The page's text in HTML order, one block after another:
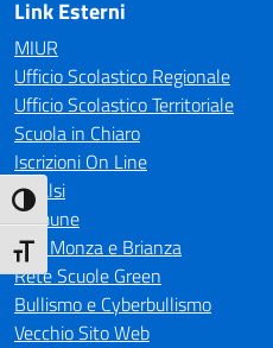
Attiva/disattiva alto contrasto
Attiva/disattiva dimensione testo
Link Esterni
MIUR
Ufficio Scolastico Regionale
Ufficio Scolastico Territoriale
Scuola in Chiaro
Iscrizioni On Line
Invalsi
Comune
CTS Monza e Brianza
Rete Scuole Green
Bullismo e Cyberbullismo
Vecchio Sito Web